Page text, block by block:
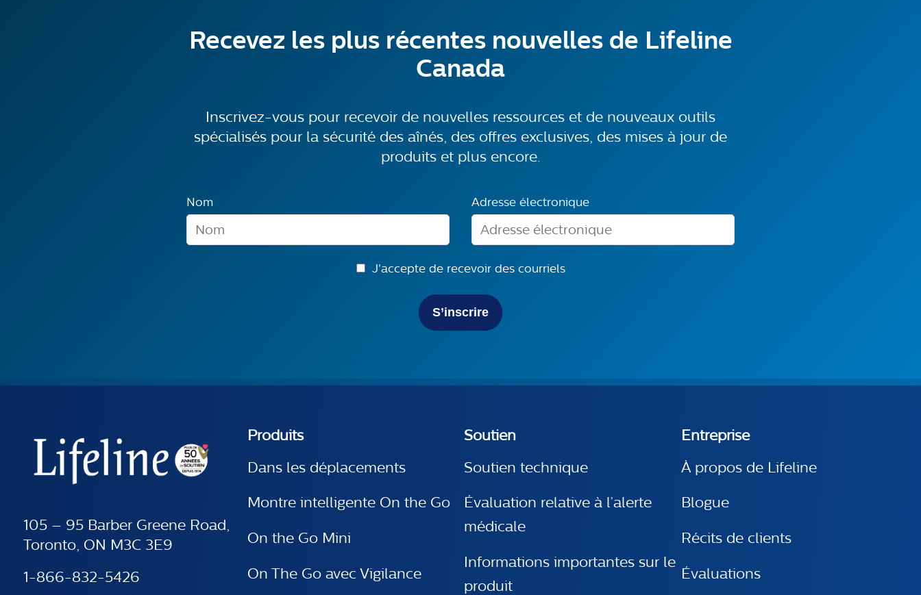
Recevez les plus récentes nouvelles de Lifeline
Canada
Inscrivez-vous pour recevoir de nouvelles ressources et de nouveaux outils
spécialisés pour la sécurité des aînés, des offres exclusives, des mises à jour de
produits et plus encore.
Nom Adresse électronique
J'accepte de recevoir des courriels
S’inscrire
105 – 95 Barber Greene Road,
Toronto, ON M3C 3E9
1-866-832-5426
Produits
Dans les déplacements
Montre intelligente On the Go
On the Go Mini
On The Go avec Vigilance
Soutien
Soutien technique
Évaluation relative à l’alerte
médicale
Informations importantes sur le
produit
Entreprise
À propos de Lifeline
Blogue
Récits de clients
Évaluations